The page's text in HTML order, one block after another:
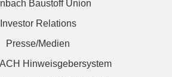
Baustoff Union
Investor Relations
Presse/Medien
Hinweisgebersystem